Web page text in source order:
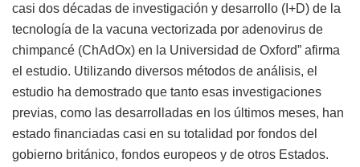
casi dos décadas de investigación y desarrollo (I+D) de la
tecnología de la vacuna vectorizada por adenovirus de
chimpancé (ChAdOx) en la Universidad de Oxford” afirma
el estudio. Utilizando diversos métodos de análisis, el
estudio ha demostrado que tanto esas investigaciones
previas, como las desarrolladas en los últimos meses, han
estado financiadas casi en su totalidad por fondos del
gobierno británico, fondos europeos y de otros Estados.